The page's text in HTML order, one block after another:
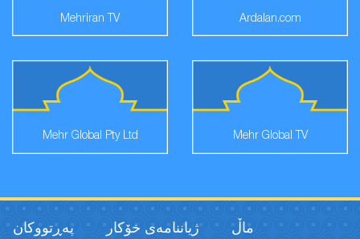
Ardalan.com
Mehriran TV
Mehr Global TV
Mehr Global Pty Ltd
ماڵ ژیاننامەی خۆکار پەڕتووكان